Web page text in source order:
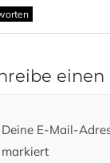
Deine E-Mail-
markiert